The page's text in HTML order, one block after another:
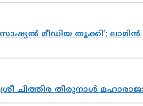
മീഡിയ തൂക്കി’; ലാമിൻ
തിരുനാൾ